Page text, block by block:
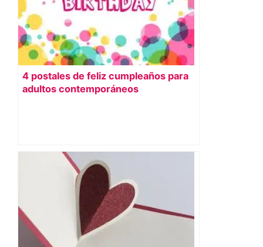
4 postales de feliz cumpleaños para
adultos contemporáneos